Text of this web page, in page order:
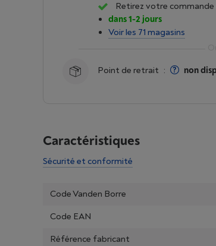
Retirez votre commande
dans 1-2 jours
Voir les 71 magasins
Point de retrait : non
Caractéristiques
Sécurité et conformité
Code Vanden Borre
Code EAN
Référence fabricant